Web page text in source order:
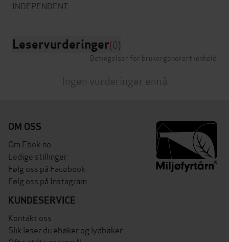
Leservurderinger(0)
Betingelser for brukergenerert innhold
Ingen vurderinger ennå
OM OSS
Om Ebok.no
Ledige stillinger
Følg oss på Facebook
Følg oss på Instagram
KUNDESERVICE
Kontakt oss
Slik leser du ebøker og lydbøker